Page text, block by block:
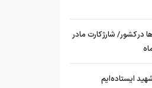
در کشور/ شارژ کارت مادر
ایستاده‌ایم